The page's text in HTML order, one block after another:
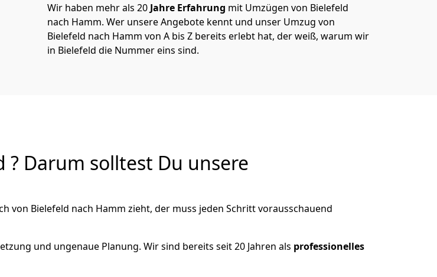
Wir haben mehr als 20 Jahre Erfahrung mit Umzügen von Bielefeld
nach Hamm. Wer unsere Angebote kennt und unser Umzug von
Bielefeld nach Hamm von A bis Z bereits erlebt hat, der weiß, warum wir
in Bielefeld die Nummer eins sind.
Darum solltest Du unsere
Bielefeld nach Hamm zieht, der muss jeden Schritt vorausschauend
und ungenaue Planung. Wir sind bereits seit 20 Jahren als professionelles